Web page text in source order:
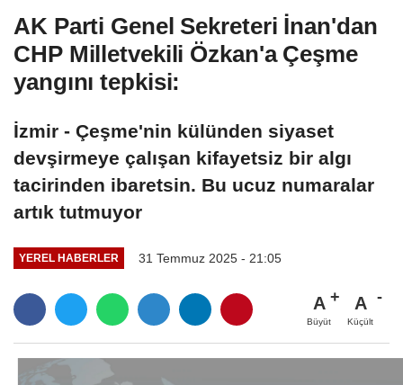
AK Parti Genel Sekreteri İnan'dan
CHP Milletvekili Özkan'a Çeşme
yangını tepkisi:
İzmir - Çeşme'nin külünden siyaset
devşirmeye çalışan kifayetsiz bir algı
tacirinden ibaretsin. Bu ucuz numaralar
artık tutmuyor
YEREL HABERLER 31 Temmuz 2025 - 21:05
A
Büyüt
A
Küçült